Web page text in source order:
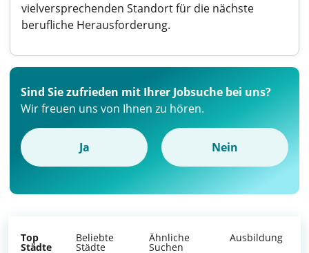
vielversprechenden Standort für die nächste
berufliche Herausforderung.
Sind Sie zufrieden mit Ihrer Jobsuche bei uns?
Wir freuen uns von Ihnen zu hören.
Ja Nein
Top
Städte
Beliebte
Städte
Ähnliche
Suchen
Ausbildung